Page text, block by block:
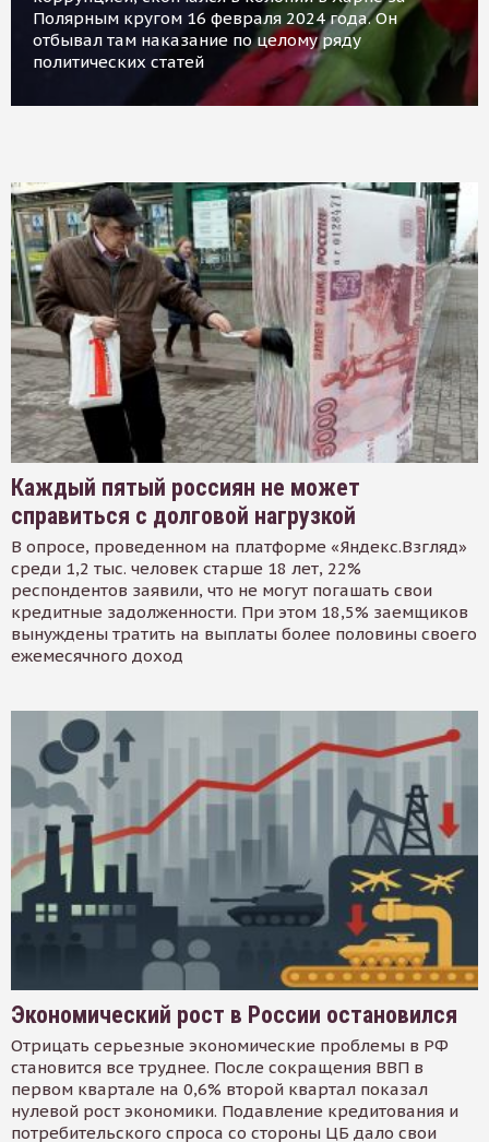
Полярным кругом 16 февраля 2024 года. Он
отбывал там наказание по целому ряду
политических статей
Каждый пятый россиян не может
справиться с долговой нагрузкой
В опросе, проведенном на платформе «Яндекс.Взгляд»
среди 1,2 тыс. человек старше 18 лет, 22%
респондентов заявили, что не могут погашать свои
кредитные задолженности. При этом 18,5% заемщиков
вынуждены тратить на выплаты более половины своего
ежемесячного доход
Экономический рост в России остановился
Отрицать серьезные экономические проблемы в РФ
становится все труднее. После сокращения ВВП в
первом квартале на 0,6% второй квартал показал
нулевой рост экономики. Подавление кредитования и
потребительского спроса со стороны ЦБ дало свои